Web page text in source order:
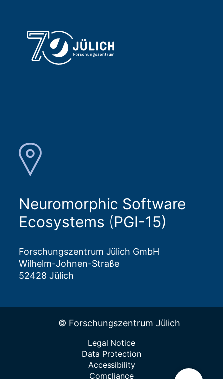
Neuromorphic Software
Ecosystems (PGI-15)
Forschungszentrum Jülich GmbH
Wilhelm-Johnen-Straße
52428 Jülich
© Forschungszentrum Jülich
Legal Notice
Data Protection
Accessibility
Compliance